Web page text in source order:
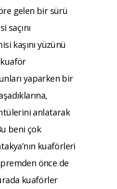
gelen bir sürü
saçını
kaşını yüzünü
kuaför
yaparken bir
anlatarak
beni çok
kuaförleri
önce de
kuaförler